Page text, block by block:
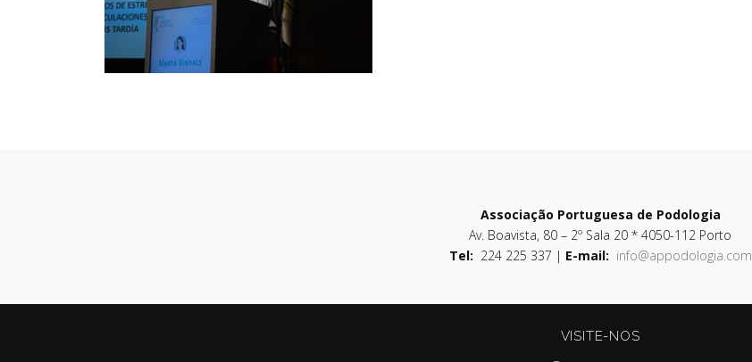
Associação Portuguesa de Podologia
Av. Boavista, 80 – 2º Sala 20 * 4050-112 Porto
Tel: 224 225 337 | E-mail: info@appodologia.com
VISITE-NOS